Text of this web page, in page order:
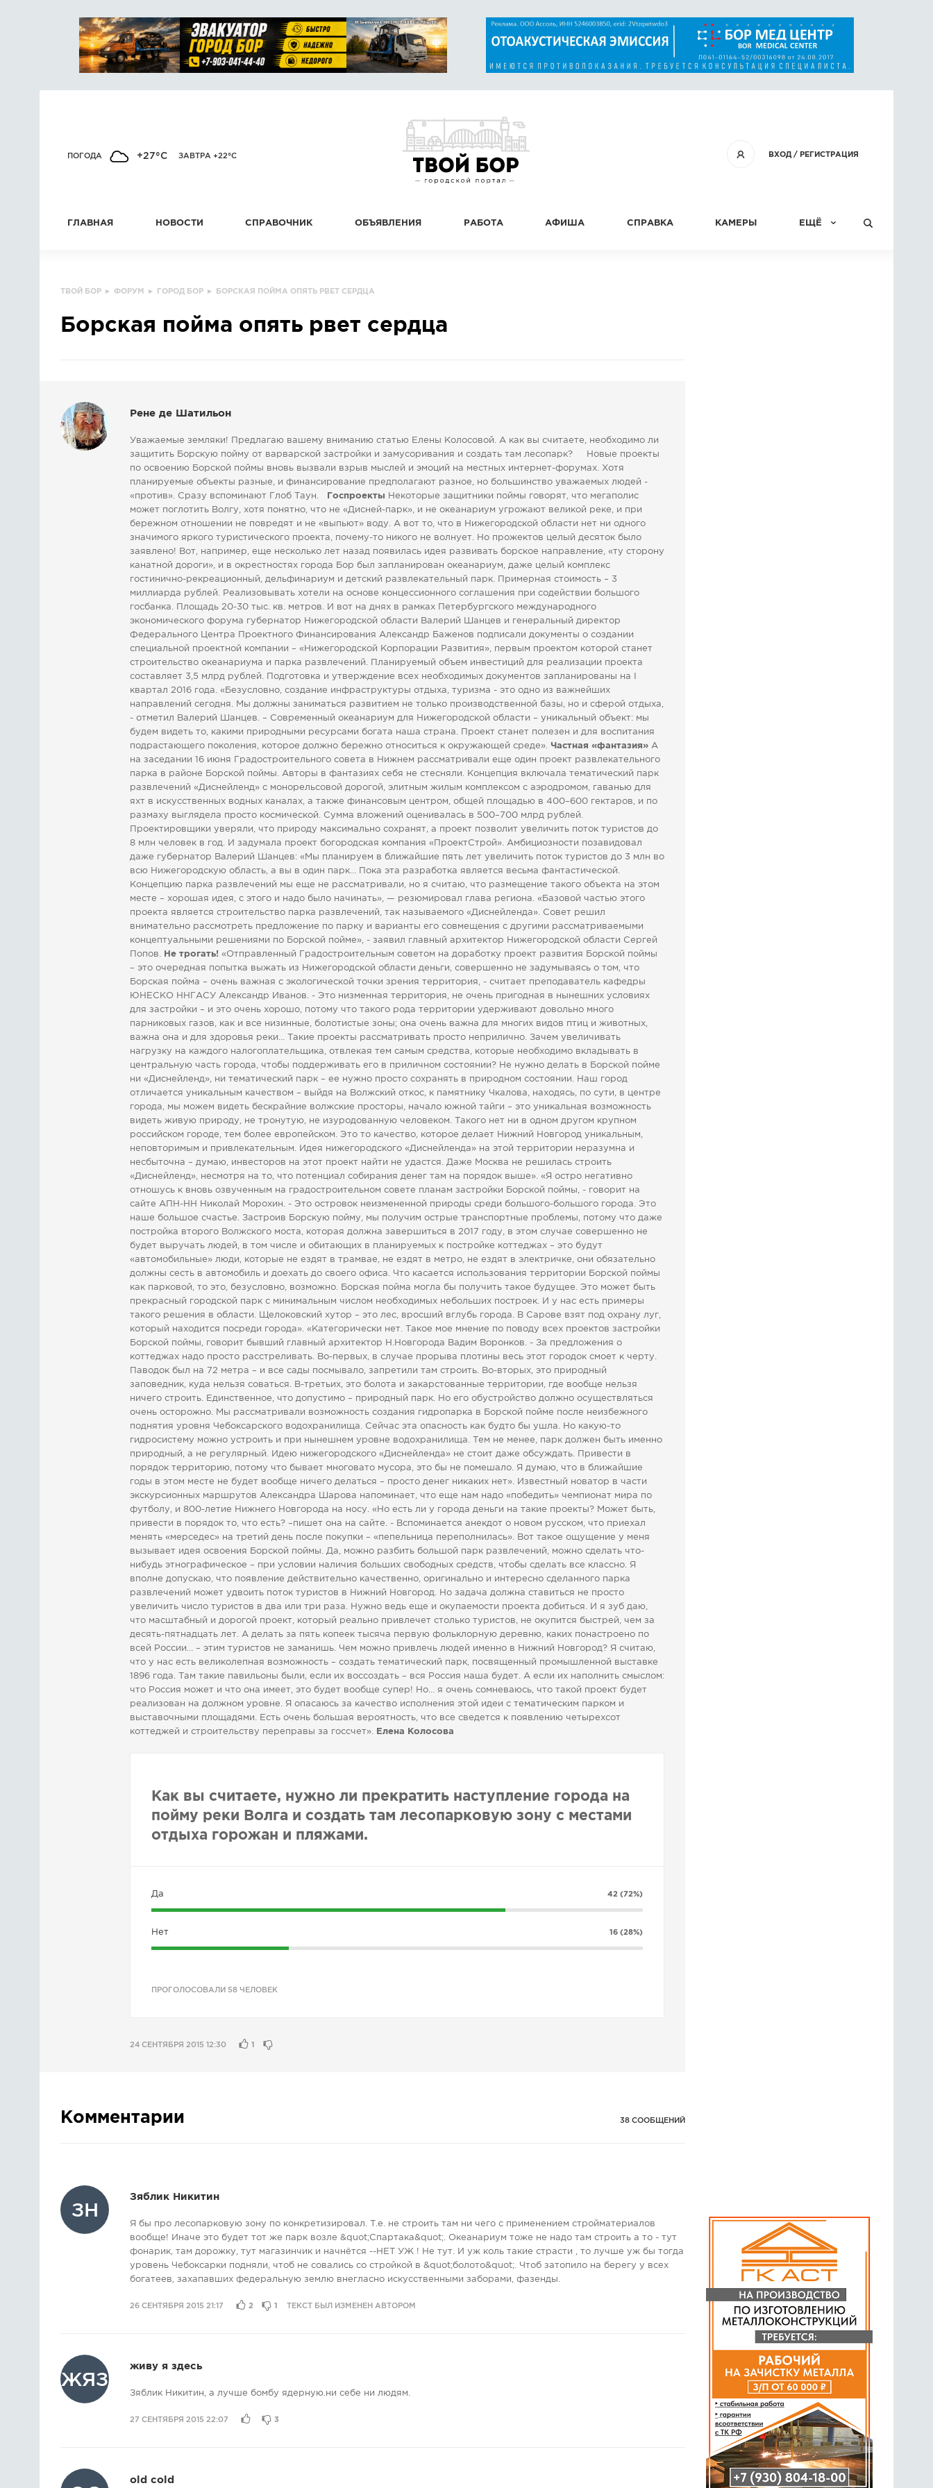
ВХОД/ РЕГИСТРАЦИЯ
ПОГОДА +27°C ЗАВТРА +22°C
ГЛАВНАЯ НОВОСТИ СПРАВОЧНИК ОБЪЯВЛЕНИЯ РАБОТА АФИША СПРАВКА КАМЕРЫ ЕЩЁ
ТВОЙ БОР ▸ ФОРУМ ▸ ГОРОД БОР ▸ БОРСКАЯ ПОЙМА ОПЯТЬ РВЕТ СЕРДЦА
Борская пойма опять рвет сердца
Рене де Шатильон
Уважаемые земляки! Предлагаю вашему вниманию статью Елены Колосовой. А как вы считаете, необходимо ли
защитить Борскую пойму от варварской застройки и замусоривания и создать там лесопарк? Новые проекты
по освоению Борской поймы вновь вызвали взрыв мыслей и эмоций на местных интернет-форумах. Хотя
планируемые объекты разные, и финансирование предполагают разное, но большинство уважаемых людей -
«против». Сразу вспоминают Глоб Таун.
Госпроекты Некоторые защитники поймы говорят, что мегаполис
может поглотить Волгу, хотя понятно, что не «Дисней-парк», и не океанариум угрожают великой реке, и при
бережном отношении не повредят и не «выпьют» воду. А вот то, что в Нижегородской области нет ни одного
значимого яркого туристического проекта, почему-то никого не волнует. Но прожектов целый десяток было
заявлено! Вот, например, еще несколько лет назад появилась идея развивать борское направление, «ту сторону
канатной дороги», и в окрестностях города Бор был запланирован океанариум, даже целый комплекс
гостинично-рекреационный, дельфинариум и детский развлекательный парк. Примерная стоимость – 3
миллиарда рублей. Реализовывать хотели на основе концессионного соглашения при содействии большого
госбанка. Площадь 20-30 тыс. кв. метров. И вот на днях в рамках Петербургского международного
экономического форума губернатор Нижегородской области Валерий Шанцев и генеральный директор
Федерального Центра Проектного Финансирования Александр Баженов подписали документы о создании
специальной проектной компании – «Нижегородской Корпорации Развития», первым проектом которой станет
строительство океанариума и парка развлечений. Планируемый объем инвестиций для реализации проекта
составляет 3,5 млрд рублей. Подготовка и утверждение всех необходимых документов запланированы на I
квартал 2016 года. «Безусловно, создание инфраструктуры отдыха, туризма - это одно из важнейших
направлений сегодня. Мы должны заниматься развитием не только производственной базы, но и сферой отдыха,
- отметил Валерий Шанцев. – Современный океанариум для Нижегородской области – уникальный объект: мы
будем видеть то, какими природными ресурсами богата наша страна. Проект станет полезен и для воспитания
подрастающего поколения, которое должно бережно относиться к окружающей среде». Частная «фантазия» А
на заседании 16 июня Градостроительного совета в Нижнем рассматривали еще один проект развлекательного
парка в районе Борской поймы. Авторы в фантазиях себя не стесняли. Концепция включала тематический парк
развлечений «Диснейленд» с монорельсовой дорогой, элитным жилым комплексом с аэродромом, гаванью для
яхт в искусственных водных каналах, а также финансовым центром, общей площадью в 400–600 гектаров, и по
размаху выглядела просто космической. Сумма вложений оценивалась в 500–700 млрд рублей.
Проектировщики уверяли, что природу максимально сохранят, а проект позволит увеличить поток туристов до
8 млн человек в год. И задумала проект богородская компания «ПроектСтрой». Амбициозности позавидовал
даже губернатор Валерий Шанцев: «Мы планируем в ближайшие пять лет увеличить поток туристов до 3 млн во
всю Нижегородскую область, а вы в один парк… Пока эта разработка является весьма фантастической.
Концепцию парка развлечений мы еще не рассматривали, но я считаю, что размещение такого объекта на этом
месте – хорошая идея, с этого и надо было начинать», — резюмировал глава региона. «Базовой частью этого
проекта является строительство парка развлечений, так называемого «Диснейленда». Совет решил
внимательно рассмотреть предложение по парку и варианты его совмещения с другими рассматриваемыми
концептуальными решениями по Борской пойме», - заявил главный архитектор Нижегородской области Сергей
Попов.
Не трогать! «Отправленный Градостроительным советом на доработку проект развития Борской поймы
– это очередная попытка выжать из Нижегородской области деньги, совершенно не задумываясь о том, что
Борская пойма – очень важная с экологической точки зрения территория, - считает преподаватель кафедры
ЮНЕСКО ННГАСУ Александр Иванов. - Это низменная территория, не очень пригодная в нынешних условиях
для застройки – и это очень хорошо, потому что такого рода территории удерживают довольно много
парниковых газов, как и все низинные, болотистые зоны; она очень важна для многих видов птиц и животных,
важна она и для здоровья реки… Такие проекты рассматривать просто неприлично. Зачем увеличивать
нагрузку на каждого налогоплательщика, отвлекая тем самым средства, которые необходимо вкладывать в
центральную часть города, чтобы поддерживать его в приличном состоянии? Не нужно делать в Борской пойме
ни «Диснейленд», ни тематический парк – ее нужно просто сохранять в природном состоянии. Наш город
отличается уникальным качеством – выйдя на Волжский откос, к памятнику Чкалова, находясь, по сути, в центре
города, мы можем видеть бескрайние волжские просторы, начало южной тайги – это уникальная возможность
видеть живую природу, не тронутую, не изуродованную человеком. Такого нет ни в одном другом крупном
российском городе, тем более европейском. Это то качество, которое делает Нижний Новгород уникальным,
неповторимым и привлекательным. Идея нижегородского «Диснейленда» на этой территории неразумна и
несбыточна – думаю, инвесторов на этот проект найти не удастся. Даже Москва не решилась строить
«Диснейленд», несмотря на то, что потенциал собирания денег там на порядок выше». «Я остро негативно
отношусь к вновь озвученным на градостроительном совете планам застройки Борской поймы, - говорит на
сайте АПН-НН Николай Морохин. - Это островок неизмененной природы среди большого-большого города. Это
наше большое счастье. Застроив Борскую пойму, мы получим острые транспортные проблемы, потому что даже
постройка второго Волжского моста, которая должна завершиться в 2017 году, в этом случае совершенно не
будет выручать людей, в том числе и обитающих в планируемых к постройке коттеджах – это будут
«автомобильные» люди, которые не ездят в трамвае, не ездят в метро, не ездят в электричке, они обязательно
должны сесть в автомобиль и доехать до своего офиса. Что касается использования территории Борской поймы
как парковой, то это, безусловно, возможно. Борская пойма могла бы получить такое будущее. Это может быть
прекрасный городской парк с минимальным числом необходимых небольших построек. И у нас есть примеры
такого решения в области. Щелоковский хутор – это лес, вросший вглубь города. В Сарове взят под охрану луг,
который находится посреди города». «Категорически нет. Такое мое мнение по поводу всех проектов застройки
Борской поймы, говорит бывший главный архитектор Н.Новгорода Вадим Воронков. - За предложения о
коттеджах надо просто расстреливать. Во-первых, в случае прорыва плотины весь этот городок смоет к черту.
Паводок был на 72 метра – и все сады посмывало, запретили там строить. Во-вторых, это природный
заповедник, куда нельзя соваться. В-третьих, это болота и закарстованные территории, где вообще нельзя
ничего строить. Единственное, что допустимо – природный парк. Но его обустройство должно осуществляться
очень осторожно. Мы рассматривали возможность создания гидропарка в Борской пойме после неизбежного
поднятия уровня Чебоксарского водохранилища. Сейчас эта опасность как будто бы ушла. Но какую-то
гидросистему можно устроить и при нынешнем уровне водохранилища. Тем не менее, парк должен быть именно
природный, а не регулярный. Идею нижегородского «Диснейленда» не стоит даже обсуждать. Привести в
порядок территорию, потому что бывает многовато мусора, это бы не помешало. Я думаю, что в ближайшие
годы в этом месте не будет вообще ничего делаться – просто денег никаких нет». Известный новатор в части
экскурсионных маршрутов Александра Шарова напоминает, что еще нам надо «победить» чемпионат мира по
футболу, и 800-летие Нижнего Новгорода на носу. «Но есть ли у города деньги на такие проекты? Может быть,
привести в порядок то, что есть? –пишет она на сайте. - Вспоминается анекдот о новом русском, что приехал
менять «мерседес» на третий день после покупки – «пепельница переполнилась». Вот такое ощущение у меня
вызывает идея освоения Борской поймы. Да, можно разбить большой парк развлечений, можно сделать что-
нибудь этнографическое – при условии наличия больших свободных средств, чтобы сделать все классно. Я
вполне допускаю, что появление действительно качественно, оригинально и интересно сделанного парка
развлечений может удвоить поток туристов в Нижний Новгород. Но задача должна ставиться не просто
увеличить число туристов в два или три раза. Нужно ведь еще и окупаемости проекта добиться. И я зуб даю,
что масштабный и дорогой проект, который реально привлечет столько туристов, не окупится быстрей, чем за
десять-пятнадцать лет. А делать за пять копеек тысяча первую фольклорную деревню, каких понастроено по
всей России… – этим туристов не заманишь. Чем можно привлечь людей именно в Нижний Новгород? Я считаю,
что у нас есть великолепная возможность – создать тематический парк, посвященный промышленной выставке
1896 года. Там такие павильоны были, если их воссоздать – вся Россия наша будет. А если их наполнить смыслом:
что Россия может и что она имеет, это будет вообще супер! Но… я очень сомневаюсь, что такой проект будет
реализован на должном уровне. Я опасаюсь за качество исполнения этой идеи с тематическим парком и
выставочными площадями. Есть очень большая вероятность, что все сведется к появлению четырехсот
коттеджей и строительству переправы за госсчет».
Елена Колосова
Как вы считаете, нужно ли прекратить наступление города на
пойму реки Волга и создать там лесопарковую зону с местами
отдыха горожан и пляжами.
42 (72%)
Да
16 (28%)
Нет
ПРОГОЛОСОВАЛИ 58 ЧЕЛОВЕК
24 СЕНТЯБРЯ 2015 12:30 1
Комментарии 38 СООБЩЕНИЙ
ЗН
Зяблик Никитин
Я бы про лесопарковую зону по конкретизировал. Т.е. не строить там ни чего с применением стройматериалов
вообще! Иначе это будет тот же парк возле &quot;Спартака&quot;. Океанариум тоже не надо там строить а то - тут
фонарик, там дорожку, тут магазинчик и начнётся --НЕТ УЖ ! Не тут. И уж коль такие страсти , то лучше уж бы тогда
уровень Чебоксарки подняли, чтоб не совались со стройкой в &quot;болото&quot;. Чтоб затопило на берегу у всех
богатеев, захапавших федеральную землю внегласно искусственными заборами, фазенды.
26 СЕНТЯБРЯ 2015 21:17 2 1 ТЕКСТ БЫЛ ИЗМЕНЕН АВТОРОМ
ЖЯЗ
живу я здесь
Зяблик Никитин, а лучше бомбу ядерную.ни себе ни людям.
27 СЕНТЯБРЯ 2015 22:07 3
old cold